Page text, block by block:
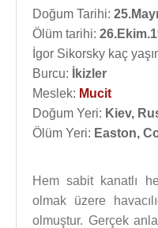
Doğum Tarihi:
Ölüm tarihi:
İgor Sikorsky kaç
Burcu:
İkizler
Meslek: Mucit
Doğum Yeri: Kiev,
Ölüm Yeri: Easton,
Hem sabit kanatlı
olmak üzere
olmuştur. Gerçek